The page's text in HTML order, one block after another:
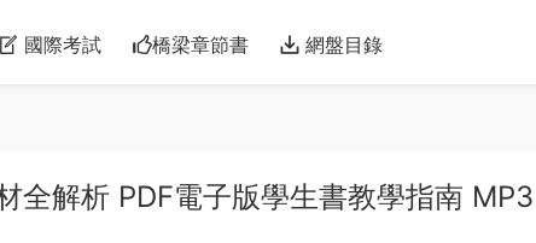
國際考試 橋梁章節書 網盤目錄
解析 PDF電子版學生書教學指南 MP3